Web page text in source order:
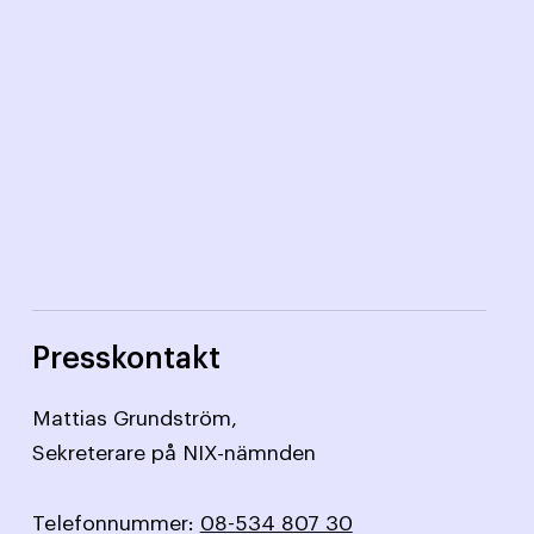
Presskontakt
Mattias Grundström,
Sekreterare på NIX-nämnden
Telefonnummer: 08-534 807 30